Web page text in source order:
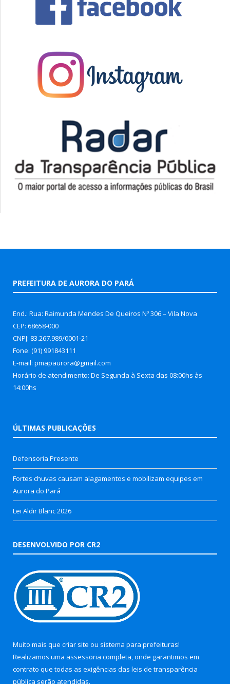
PREFEITURA DE AURORA DO PARÁ
End.: Rua: Raimunda Mendes De Queiros Nº 306 – Vila Nova
CEP: 68658-000
CNPJ: 83.267.989/0001-21
Fone: (91) 991843111
E-mail: pmapaurora@gmail.com
Horário de atendimento: De Segunda à Sexta das 08:00hs às
14:00hs
ÚLTIMAS PUBLICAÇÕES
Defensoria Presente
Fortes chuvas causam alagamentos e mobilizam equipes em
Aurora do Pará
Lei Aldir Blanc 2026
DESENVOLVIDO POR CR2
Muito mais que criar site ou sistema para prefeituras!
Realizamos uma assessoria completa, onde garantimos em
contrato que todas as exigências das leis de transparência
pública serão atendidas.